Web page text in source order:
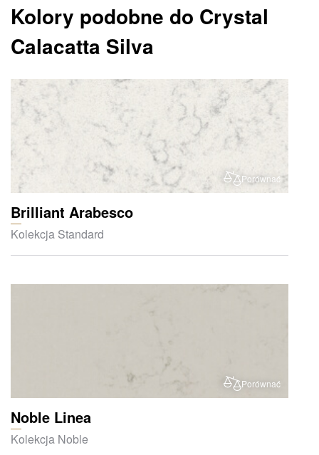
Kolory podobne do Crystal
Calacatta Silva
Porównać
Brilliant Arabesco
Kolekcja Standard
Porównać
Noble Linea
Kolekcja Noble